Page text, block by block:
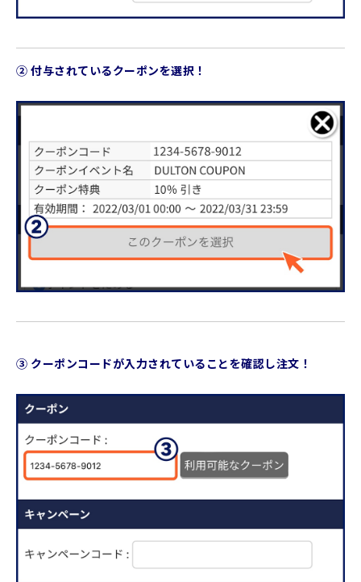
② 付与されているクーポンを選択！
③ クーポンコードが入力されていることを確認し注文！